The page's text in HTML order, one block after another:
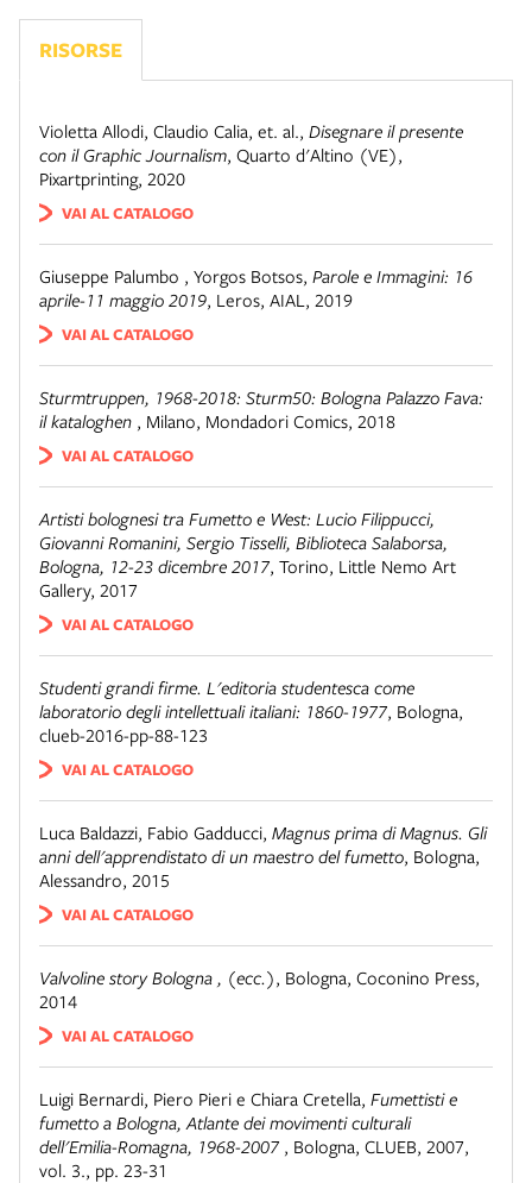
RISORSE
Violetta Allodi, Claudio Calia, et. al., Disegnare il presente
con il Graphic Journalism, Quarto d'Altino (VE),
Pixartprinting, 2020
VAI AL CATALOGO
Giuseppe Palumbo , Yorgos Botsos, Parole e Immagini: 16
aprile-11 maggio 2019, Leros, AIAL, 2019
VAI AL CATALOGO
Sturmtruppen, 1968-2018: Sturm50: Bologna Palazzo Fava:
il kataloghen , Milano, Mondadori Comics, 2018
VAI AL CATALOGO
Artisti bolognesi tra Fumetto e West: Lucio Filippucci,
Giovanni Romanini, Sergio Tisselli, Biblioteca Salaborsa,
Bologna, 12-23 dicembre 2017, Torino, Little Nemo Art
Gallery, 2017
VAI AL CATALOGO
Studenti grandi firme. L'editoria studentesca come
laboratorio degli intellettuali italiani: 1860-1977, Bologna,
clueb-2016-pp-88-123
VAI AL CATALOGO
Luca Baldazzi, Fabio Gadducci, Magnus prima di Magnus. Gli
anni dell'apprendistato di un maestro del fumetto, Bologna,
Alessandro, 2015
VAI AL CATALOGO
Valvoline story Bologna , (ecc.), Bologna, Coconino Press,
2014
VAI AL CATALOGO
Luigi Bernardi, Piero Pieri e Chiara Cretella, Fumettisti e
fumetto a Bologna, Atlante dei movimenti culturali
dell'Emilia-Romagna, 1968-2007 , Bologna, CLUEB, 2007,
vol. 3., pp. 23-31